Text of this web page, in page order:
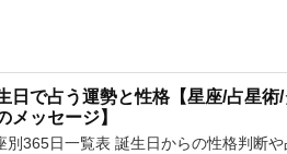
日で占う運勢と性格【星座/占星術
メッセージ】
別365日一覧表 誕生日からの性格判断